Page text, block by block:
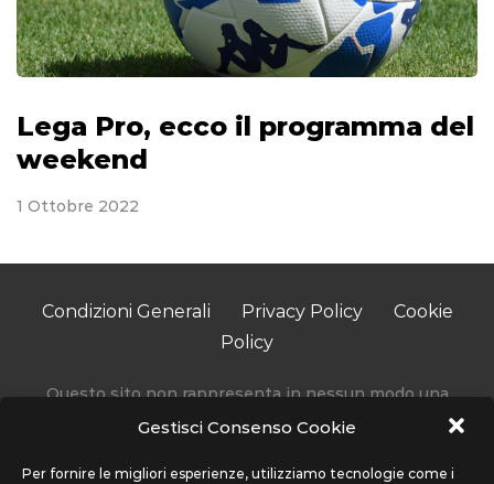
Gestisci Consenso Cookie
Per fornire le migliori esperienze, utilizziamo tecnologie come i
Lega Pro, ecco il programma del
weekend
1 Ottobre 2022
Condizioni Generali Privacy Policy
Cookie
Policy
Questo sito non rappresenta in nessun modo una
testata giornalistica in quanto viene aggiornato senza
Accedendo, usando o navigando sul nostro sito stai